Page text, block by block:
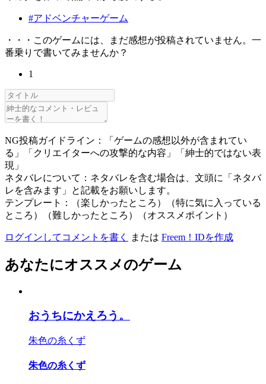
#アドベンチャーゲーム
・・・このゲームには、まだ感想が投稿されていません。一
番乗りで書いてみませんか？
1
NG投稿ガイドライン：「ゲームの感想以外が含まれてい
る」「クリエイターへの攻撃的な内容」「紳士的ではない表
現」
ネタバレについて：ネタバレを含む場合は、文頭に「ネタバ
レを含みます」と記載をお願いします。
テンプレート：（楽しかったところ）（特に気に入っている
ところ）（難しかったところ）（オススメポイント）
ログインしてコメントを書く または Freem！IDを作成
あなたにオススメのゲーム
おうちにかえろう。
朱色の糸くず
朱色の糸くず